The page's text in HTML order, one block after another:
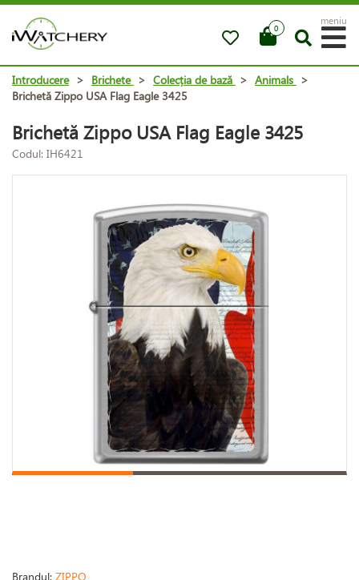
0
meniu
Introducere > Brichete > Colecția de bază > Animals >
Brichetă Zippo USA Flag Eagle 3425
Brichetă Zippo USA Flag Eagle 3425
Codul: IH6421
Brandul: ZIPPO